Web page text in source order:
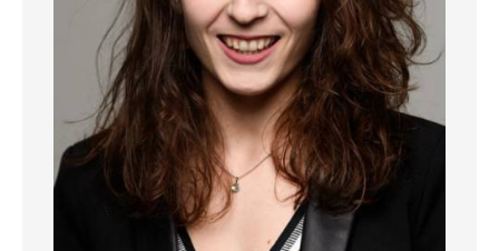
- Passeport énergétique F-G.
Stationnement :
- Parking public juste en face de la
résidence.
Situation tranquille et à proximité de toutes
commodités, transports publics, école, parc
pour enfants, à côté de l'embranchement